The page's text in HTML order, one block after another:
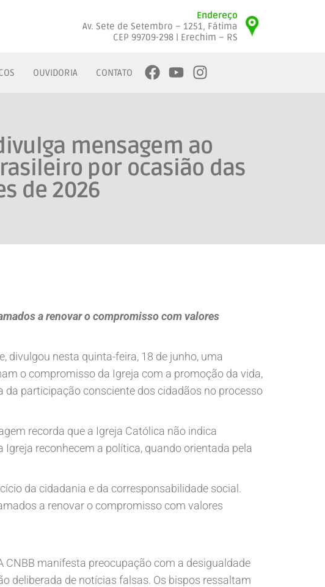
Endereço
Av. Sete de Setembro – 1251, Fátima
CEP 99709-298 | Erechim – RS
OUVIDORIA CONTATO
mensagem ao
por ocasião das
de 2026
a renovar o compromisso com valores
divulgou nesta quinta-feira, 18 de junho, uma
o compromisso da Igreja com a promoção da vida,
participação consciente dos cidadãos no processo
recorda que a Igreja Católica não indica
reconhecem a política, quando orientada pela
da cidadania e da corresponsabilidade social.
a renovar o compromisso com valores
manifesta preocupação com a desigualdade
deliberada de notícias falsas. Os bispos ressaltam